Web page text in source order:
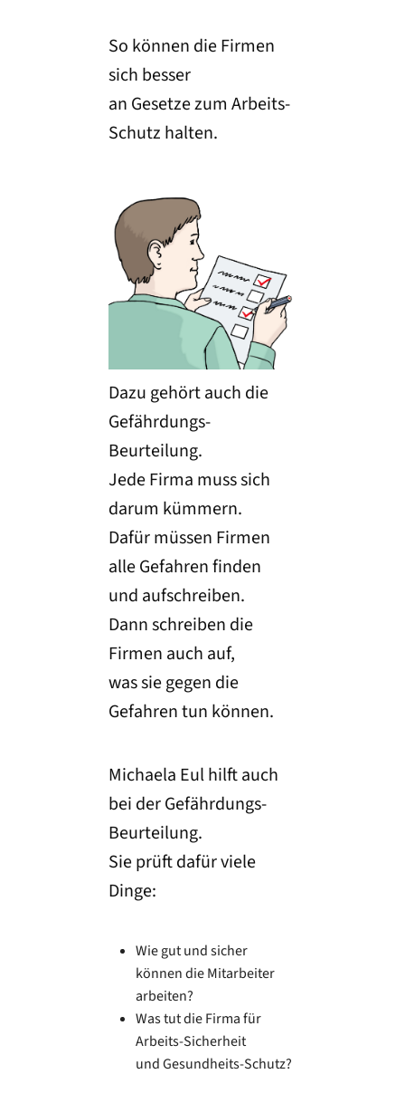
So können die Firmen
sich besser
an Gesetze zum Arbeits-
Schutz halten.
Dazu gehört auch die
Gefährdungs-
Beurteilung.
Jede Firma muss sich
darum kümmern.
Dafür müssen Firmen
alle Gefahren finden
und aufschreiben.
Dann schreiben die
Firmen auch auf,
was sie gegen die
Gefahren tun können.
Michaela Eul hilft auch
bei der Gefährdungs-
Beurteilung.
Sie prüft dafür viele
Dinge:
Wie gut und sicher
können die Mitarbeiter
arbeiten?
Was tut die Firma für
Arbeits-Sicherheit
und Gesundheits-Schutz?